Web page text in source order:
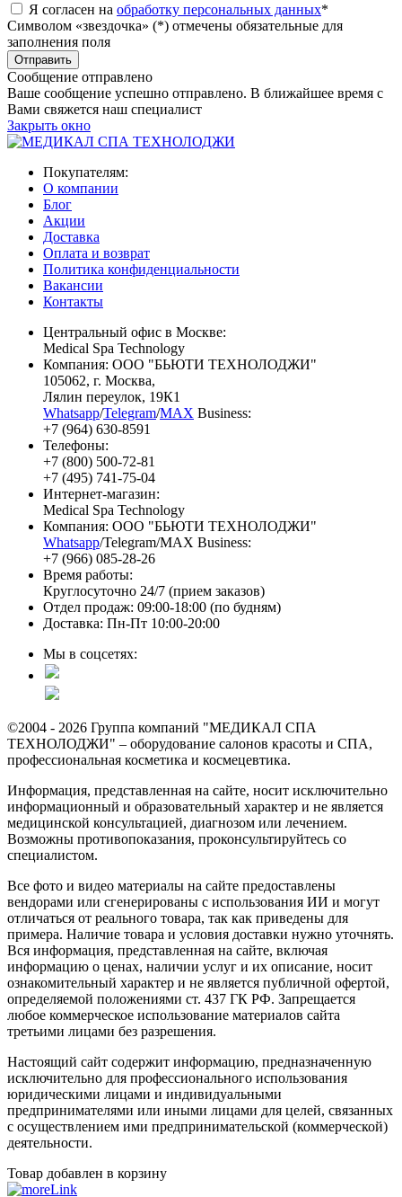
Я согласен на обработку персональных данных*
Символом «звездочка» (*) отмечены обязательные для
заполнения поля
Сообщение отправлено
Ваше сообщение успешно отправлено. В ближайшее время с
Вами свяжется наш специалист
Закрыть окно
Покупателям:
О компании
Блог
Акции
Доставка
Оплата и возврат
Политика конфиденциальности
Вакансии
Контакты
Центральный офис в Москве:
Medical Spa Technology
Компания: ООО "БЬЮТИ ТЕХНОЛОДЖИ"
105062, г. Москва,
Лялин переулок, 19К1
Whatsapp/Telegram/MAX Business:
+7 (964) 630-8591
Телефоны:
+7 (800) 500-72-81
+7 (495) 741-75-04
Интернет-магазин:
Medical Spa Technology
Компания: ООО "БЬЮТИ ТЕХНОЛОДЖИ"
Whatsapp/Telegram/MAX Business:
+7 (966) 085-28-26
Время работы:
Круглосуточно 24/7 (прием заказов)
Отдел продаж: 09:00-18:00 (по будням)
Доставка: Пн-Пт 10:00-20:00
Мы в соцсетях:
©2004 - 2026 Группа компаний "МЕДИКАЛ СПА
ТЕХНОЛОДЖИ" – оборудование салонов красоты и СПА,
профессиональная косметика и космецевтика.
Информация, представленная на сайте, носит исключительно
информационный и образовательный характер и не является
медицинской консультацией, диагнозом или лечением.
Возможны противопоказания, проконсультируйтесь со
специалистом.
Все фото и видео материалы на сайте предоставлены
вендорами или сгенерированы с использования ИИ и могут
отличаться от реального товара, так как приведены для
примера. Наличие товара и условия доставки нужно уточнять.
Вся информация, представленная на сайте, включая
информацию о ценах, наличии услуг и их описание, носит
ознакомительный характер и не является публичной офертой,
определяемой положениями ст. 437 ГК РФ. Запрещается
любое коммерческое использование материалов сайта
третьими лицами без разрешения.
Настоящий сайт содержит информацию, предназначенную
исключительно для профессионального использования
юридическими лицами и индивидуальными
предпринимателями или иными лицами для целей, связанных
с осуществлением ими предпринимательской (коммерческой)
деятельности.
Товар добавлен в корзину